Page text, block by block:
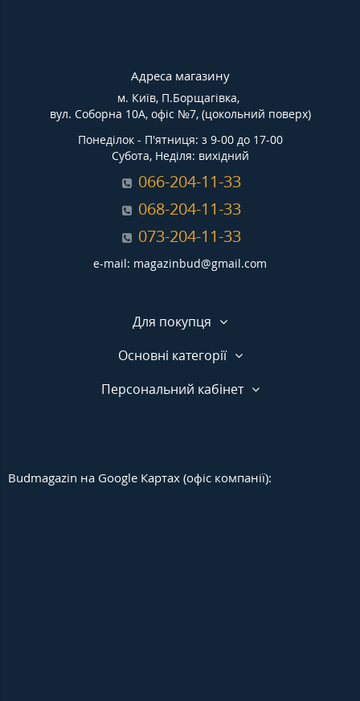
Адреса магазину
м. Київ, П.Борщагівка,
вул. Соборна 10А, офіс №7, (цокольний поверх)
Понеділок - П'ятниця: з 9-00 до 17-00
Субота, Неділя: вихідний
066-204-11-33
068-204-11-33
073-204-11-33
e-mail: magazinbud@gmail.com
Для покупця
Основні категорії
Персональний кабінет
Budmagazin на Google Картах (офіс компанії):